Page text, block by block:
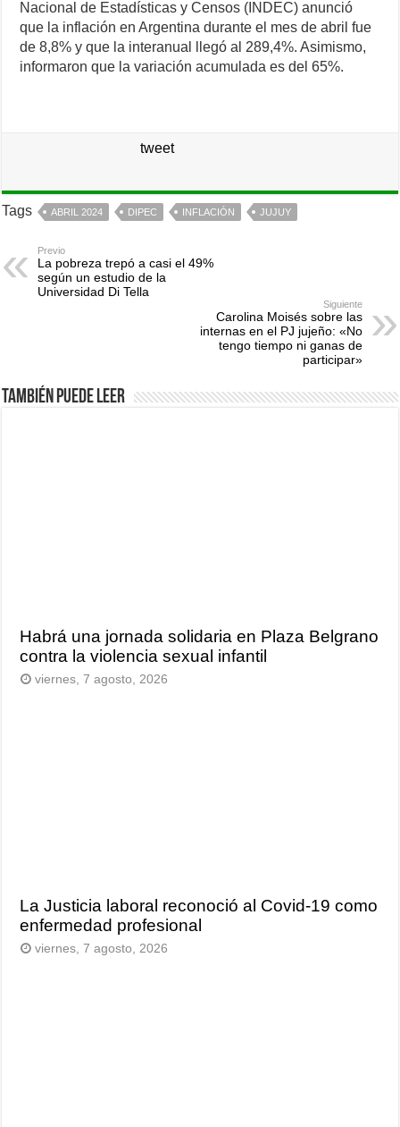
Nacional de Estadísticas y Censos (INDEC) anunció
que la inflación en Argentina durante el mes de abril fue
de 8,8% y que la interanual llegó al 289,4%. Asimismo,
informaron que la variación acumulada es del 65%.
tweet
Tags ABRIL 2024 DIPEC INFLACIÓN JUJUY
Previo
La pobreza trepó a casi el 49%
según un estudio de la
Universidad Di Tella
Siguiente
Carolina Moisés sobre las
internas en el PJ jujeño: «No
tengo tiempo ni ganas de
participar»
También puede leer
Habrá una jornada solidaria en Plaza Belgrano
contra la violencia sexual infantil
viernes, 7 agosto, 2026
La Justicia laboral reconoció al Covid-19 como
enfermedad profesional
viernes, 7 agosto, 2026